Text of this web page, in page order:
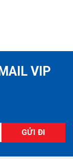
VIP